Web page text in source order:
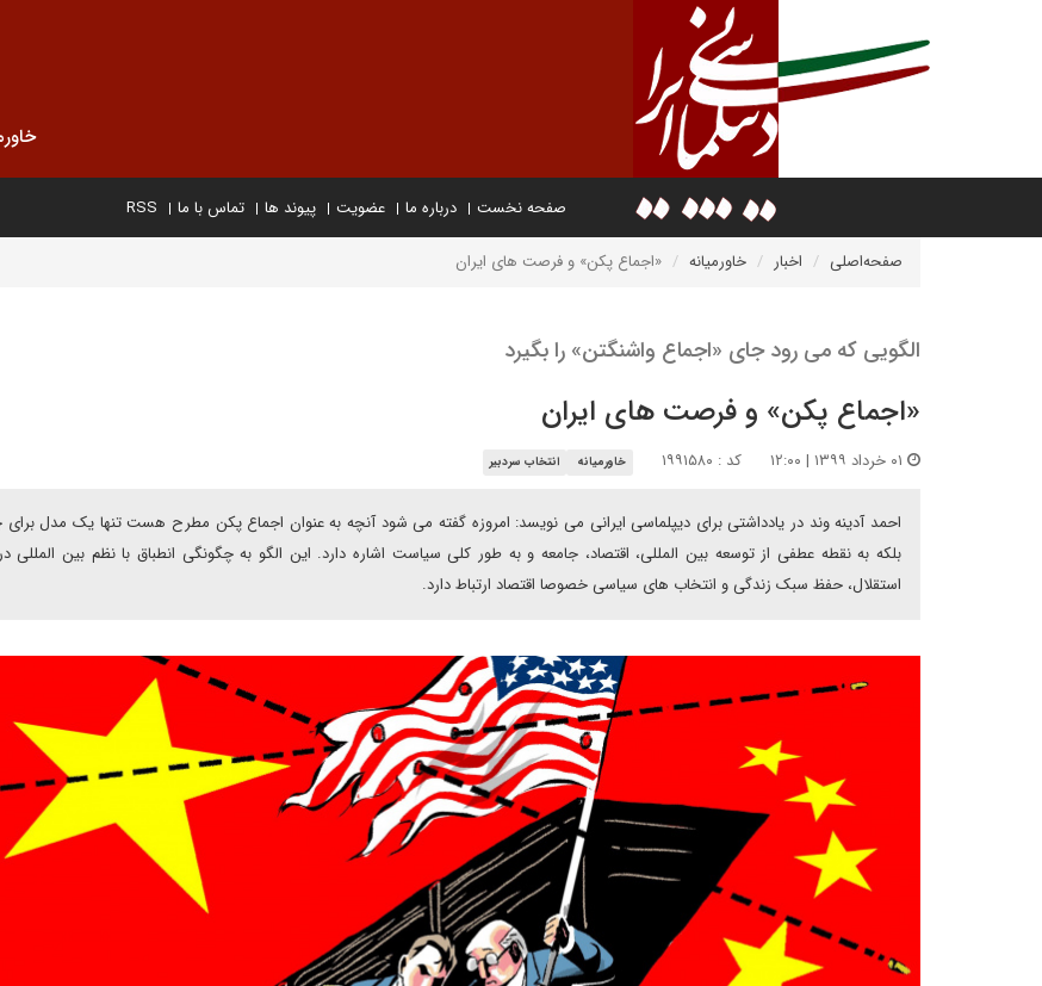
صفحه نخست درباره ما عضویت پیوند ها تماس با ما RSS
صفحه‌اصلی اخبار خاورمیانه «اجماع پکن» و فرصت های ایران
الگویی که می رود جای «اجماع واشنگتن» را بگیرد
«اجماع پکن» و فرصت های ایران
کد : ۱۹۹۱۵۸۰ خاورمیانه انتخاب سردبیر
احمد آدینه وند در یادداشتی برای دیپلماسی ایرانی می نویسد: امروزه گفته می شود آنچه به عنوان اجماع پکن مطرح هست تنها یک مدل
بلکه به نقطه عطفی از توسعه بین المللی، اقتصاد، جامعه و به طور کلی سیاست اشاره دارد. این الگو به چگونگی انطباق با نظم بین
استقلال، حفظ سبک زندگی و انتخاب های سیاسی خصوصا اقتصاد ارتباط دارد.